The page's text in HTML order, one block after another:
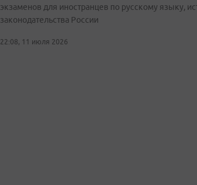
экзаменов для иностранцев по русскому языку,
законодательства России
22:08, 11 июля 2026